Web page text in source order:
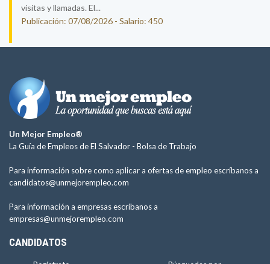
visitas y llamadas. El...
Publicación: 07/08/2026 - Salario: 450
Un Mejor Empleo®
La Guía de Empleos de El Salvador - Bolsa de Trabajo
Para información sobre como aplicar a ofertas de empleo escríbanos a
candidatos@unmejorempleo.com
Para información a empresas escríbanos a
empresas@unmejorempleo.com
CANDIDATOS